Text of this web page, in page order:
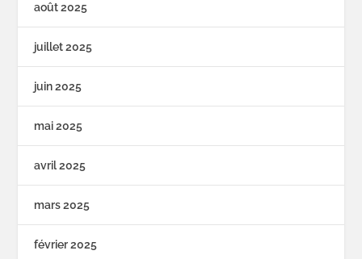
août 2025
juillet 2025
juin 2025
mai 2025
avril 2025
mars 2025
février 2025